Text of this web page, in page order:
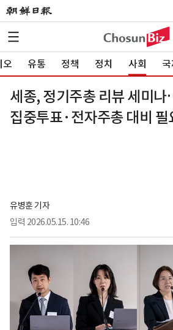
오 유통 정책 정치 사회 국
세종, 정기주총 리뷰 세미
집중투표·전자주총 대비
유병훈 기자
입력 2026.05.15. 10:46